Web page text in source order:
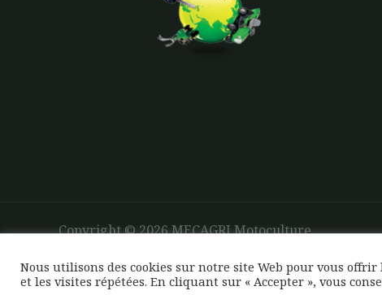
Copyright © 2026 MECAGRI Motoculture
Nous utilisons des cookies sur notre site Web pour vous
et les visites répétées. En cliquant sur « Accepter », vous